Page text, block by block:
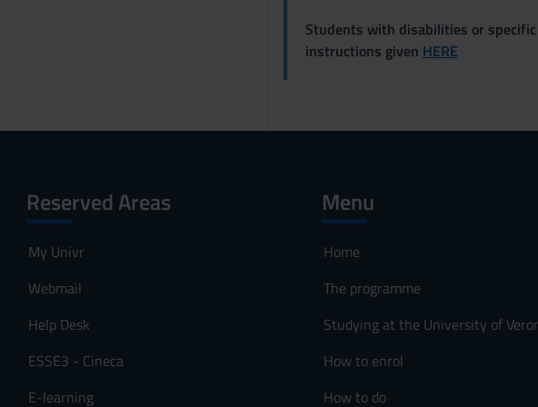
Students with disabilities or
instructions given HERE
Reserved Areas
My Univr
Webmail
Help Desk
ESSE3 - Cineca
E-learning
Menu
Home
The programme
Studying at the University of
How to enrol
How to do